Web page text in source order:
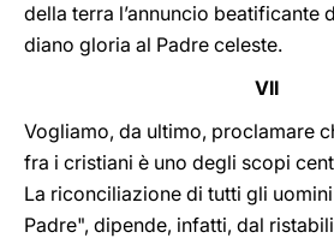
della terra l’annuncio beatificante
diano gloria al Padre celeste.
VII
Vogliamo, da ultimo, proclamare
fra i cristiani è uno degli scopi
La riconciliazione di tutti gli
Padre", dipende, infatti, dal